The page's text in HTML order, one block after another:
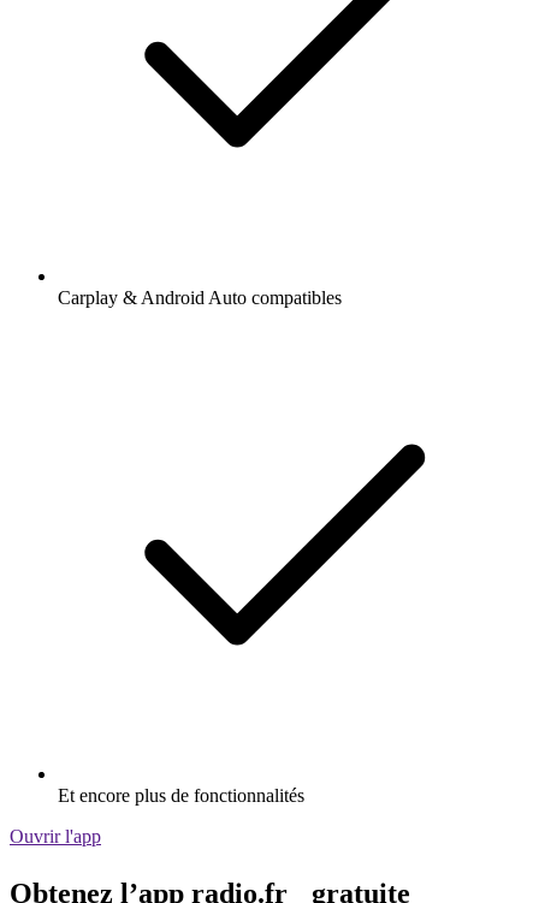
Carplay & Android Auto compatibles
Et encore plus de fonctionnalités
Ouvrir l'app
Obtenez l’app radio.fr gratuite